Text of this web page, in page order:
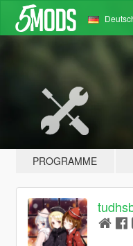
PROGRAMME